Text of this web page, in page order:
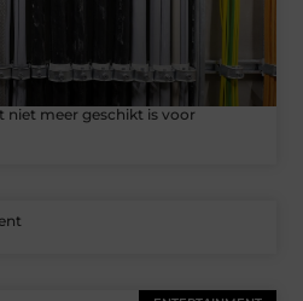
niet meer geschikt is voor